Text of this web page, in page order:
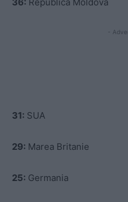
-
31: SUA
29: Marea Britanie
25: Germania